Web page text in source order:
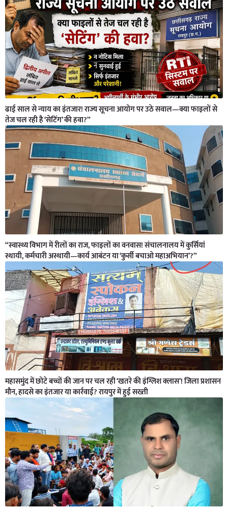
ढाई साल से न्याय का इंतजार! राज्य सूचना आयोग पर उठे सवाल—क्या फाइलों से
तेज चल रही है ‘सेटिंग’ की हवा?”
“स्वास्थ्य विभाग में रीलों का राज, फाइलों का वनवास! संचालनालय में कुर्सियां
स्थायी, कर्मचारी अस्थायी—कार्य आबंटन या ‘कुर्सी बचाओ महाअभियान’?”
महासमुंद में छोटे बच्चों की जान पर चल रही ‘खतरे की इंग्लिश क्लास’! जिला प्रशासन
मौन, हादसे का इंतजार या कार्रवाई? रायपुर में हुई सख्ती